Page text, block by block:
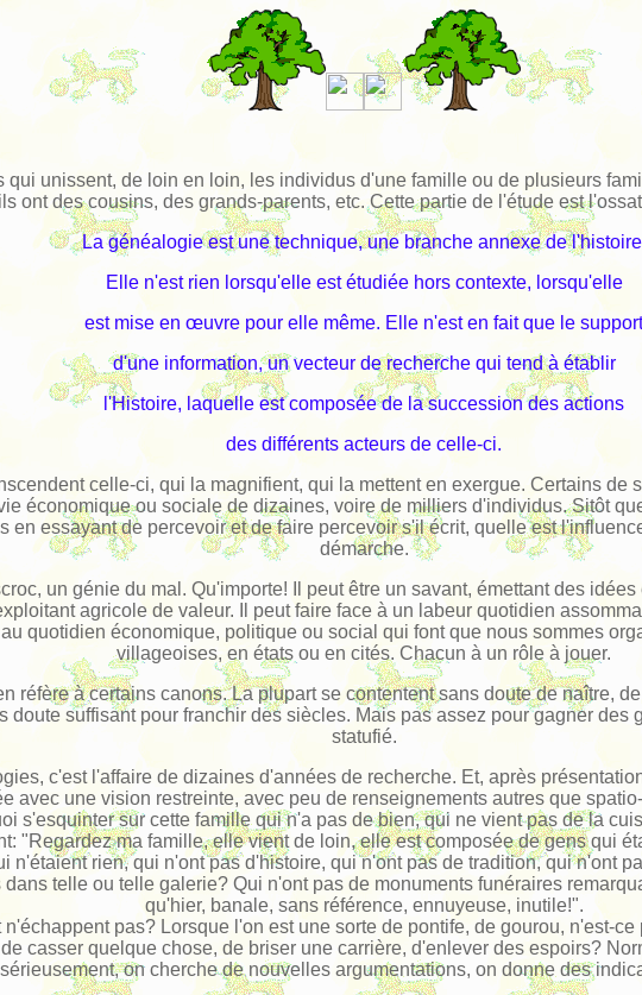
unissent, de loin en loin, les individus d'une famille ou de plusieurs
ont des cousins, des grands-parents, etc. Cette partie de l'étude est
La généalogie est une technique, une branche annexe de
Elle n'est rien lorsqu'elle est étudiée hors contexte, lorsqu'elle
est mise en œuvre pour elle même. Elle n'est en fait que le support
d'une information, un vecteur de recherche qui tend à établir
l'Histoire, laquelle est composée de la succession des actions
des différents acteurs de celle-ci.
celle-ci, qui la magnifient, qui la mettent en exergue. Certains
économique ou sociale de dizaines, voire de milliers d'individus. Sitôt
en essayant de percevoir et de faire percevoir s'il écrit, quelle est
démarche.
un génie du mal. Qu'importe! Il peut être un savant, émettant des
agricole de valeur. Il peut faire face à un labeur quotidien
quotidien économique, politique ou social qui font que nous sommes
villageoises, en états ou en cités. Chacun à un rôle à jouer.
réfère à certains canons. La plupart se contentent sans doute de naître,
doute suffisant pour franchir des siècles. Mais pas assez pour gagner
statufié.
c'est l'affaire de dizaines d'années de recherche. Et, après
avec une vision restreinte, avec peu de renseignements autres que
s'esquinter sur cette famille qui n'a pas de bien, qui ne vient pas de la
"Regardez ma famille, elle vient de loin, elle est composée de gens qui
n'étaient rien, qui n'ont pas d'histoire, qui n'ont pas de tradition, qui n'ont
telle ou telle galerie? Qui n'ont pas de monuments funéraires
qu'hier, banale, sans référence, ennuyeuse, inutile!".
pas? Lorsque l'on est une sorte de pontife, de gourou, n'est-
casser quelque chose, de briser une carrière, d'enlever des espoirs?
on cherche de nouvelles argumentations, on donne des